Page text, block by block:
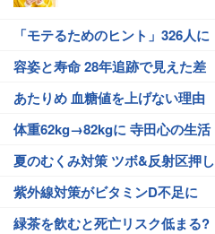
「モテるためのヒント」326人に
容姿と寿命 28年追跡で見えた差
あたりめ 血糖値を上げない理由
体重62kg→82kgに 寺田心の生活
夏のむくみ対策 ツボ&反射区押し
紫外線対策がビタミンD不足に
緑茶を飲むと死亡リスク低まる?